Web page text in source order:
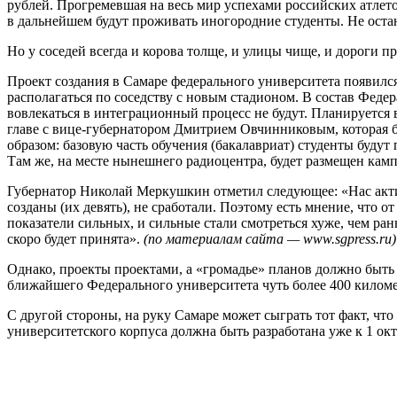
рублей. Прогремевшая на весь мир успехами российских
в дальнейшем будут проживать иногородние студенты. Не
Но у соседей всегда и корова толще, и улицы чище, и дороги
Проект создания в Самаре федерального университета
располагаться по соседству с новым стадионом. В состав
вовлекаться в интеграционный процесс не будут.
главе с вице-губернатором Дмитрием Овчинниковым, которая
образом: базовую часть обучения (бакалавриат) студенты
Там же, на месте нынешнего радиоцентра, будет размещен
Губернатор Николай Меркушкин отметил следующее: «Нас
созданы (их девять), не сработали. Поэтому есть мнение, что
показатели сильных, и сильные стали смотреться хуже, чем
скоро будет принята». (по материалам сайта — www.sgpress.ru)
Однако, проекты проектами, а «громадье» планов должно
ближайшего Федерального университета чуть более 400
С другой стороны, на руку Самаре может сыграть тот факт,
университетского корпуса должна быть разработана уже к 1